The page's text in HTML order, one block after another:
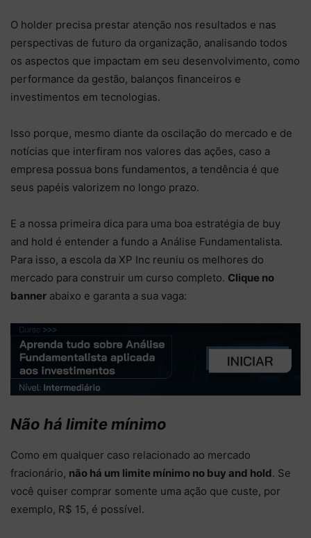
O holder precisa prestar atenção nos resultados e nas
perspectivas de futuro da organização, analisando todos
os aspectos que impactam em seu desenvolvimento, como
performance da gestão, balanços financeiros e
investimentos em tecnologias.
Isso porque, mesmo diante da oscilação do mercado e de
notícias que interfiram nos valores das ações, caso a
empresa possua bons fundamentos, a tendência é que
seus papéis valorizem no longo prazo.
E a nossa primeira dica para uma boa estratégia de buy
and hold é entender a fundo a Análise Fundamentalista.
Para isso, a escola da XP Inc reuniu os melhores do
mercado para construir um curso completo. Clique no
banner abaixo e garanta a sua vaga:
Não há limite mínimo
Como em qualquer caso relacionado ao mercado
fracionário, não há um limite mínimo no buy and hold. Se
você quiser comprar somente uma ação que custe, por
exemplo, R$ 15, é possível.